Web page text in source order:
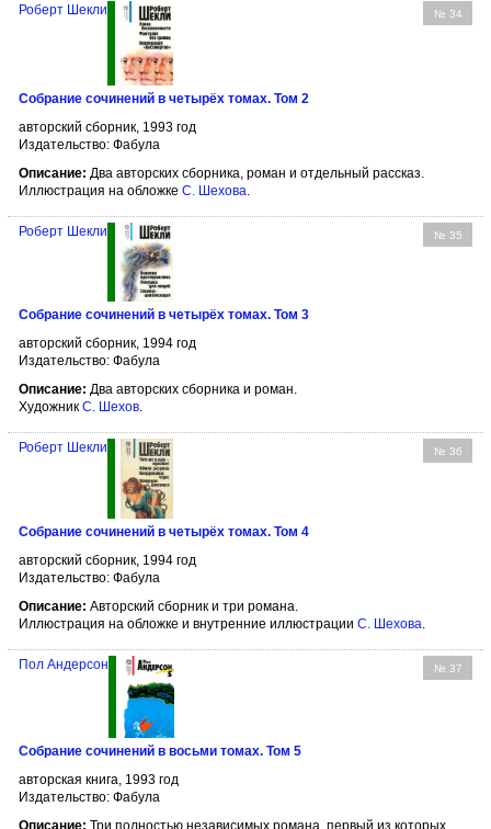
№ 34
Роберт Шекли
Собрание сочинений в четырёх томах. Том 2
авторский сборник, 1993 год
Издательство: Фабула
Описание: Два авторских сборника, роман и отдельный рассказ.
Иллюстрация на обложке С. Шехова.
№ 35
Роберт Шекли
Собрание сочинений в четырёх томах. Том 3
авторский сборник, 1994 год
Издательство: Фабула
Описание: Два авторских сборника и роман.
Художник С. Шехов.
№ 36
Роберт Шекли
Собрание сочинений в четырёх томах. Том 4
авторский сборник, 1994 год
Издательство: Фабула
Описание: Авторский сборник и три романа.
Иллюстрация на обложке и внутренние иллюстрации С. Шехова.
№ 37
Пол Андерсон
Собрание сочинений в восьми томах. Том 5
авторская книга, 1993 год
Издательство: Фабула
Описание: Три полностью независимых романа, первый из которых